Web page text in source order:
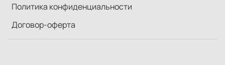
Политика конфиденциальности
Договор-оферта